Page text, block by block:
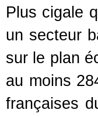
Plus cigale
un secteur
sur le plan
au moins
françaises